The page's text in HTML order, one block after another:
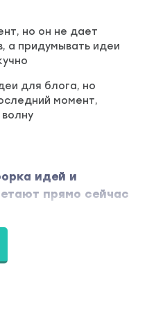
но он не дает
а придумывать идеи
для блога, но
момент,
идей и
прямо сейчас
и команда клуба: